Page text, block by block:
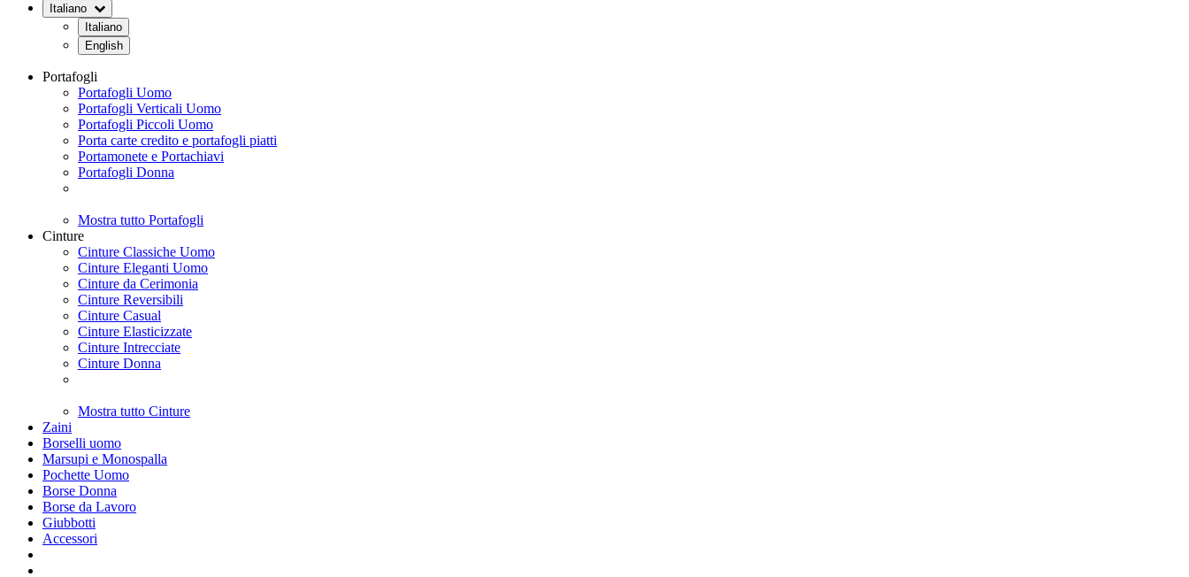
Italiano
Italiano
English
Portafogli
Portafogli Uomo
Portafogli Verticali Uomo
Portafogli Piccoli Uomo
Porta carte credito e portafogli piatti
Portamonete e Portachiavi
Portafogli Donna
Mostra tutto Portafogli
Cinture
Cinture Classiche Uomo
Cinture Eleganti Uomo
Cinture da Cerimonia
Cinture Reversibili
Cinture Casual
Cinture Elasticizzate
Cinture Intrecciate
Cinture Donna
Mostra tutto Cinture
Zaini
Borselli uomo
Marsupi e Monospalla
Pochette Uomo
Borse Donna
Borse da Lavoro
Giubbotti
Accessori